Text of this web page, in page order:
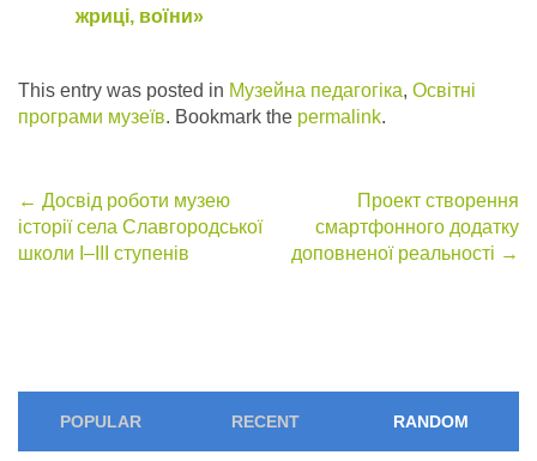
жриці, воїни»
This entry was posted in Музейна педагогіка, Освітні
програми музеїв. Bookmark the permalink.
Post
navigation
← Досвід роботи музею
історії села Славгородської
школи І–ІІІ ступенів
Проект створення
смартфонного додатку
доповненої реальності →
POPULAR RECENT RANDOM